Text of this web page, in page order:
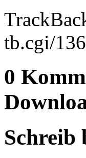
tb.cgi/
0
Schreib